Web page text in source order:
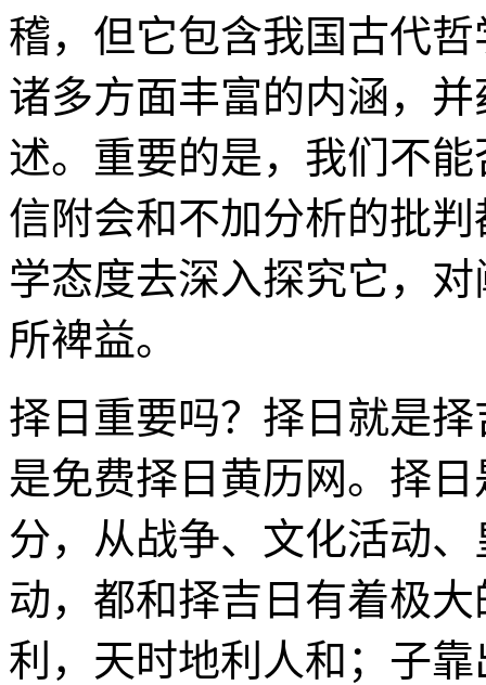
稽，但它包含我国古代
诸多方面丰富的内涵，
述。重要的是，我们不
信附会和不加分析的批
学态度去深入探究它，
所裨益。
择日重要吗？择日就是
是免费择日黄历网。择
分，从战争、文化活动
动，都和择吉日有着极
利，天时地利人和；子